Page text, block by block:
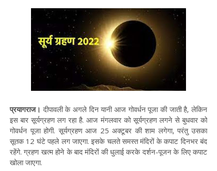
प्रयागराज। दीपावली के अगले दिन यानी आज गोवर्धन पूजा की जाती है, लेकिन
इस बार सूर्यग्रहण लग रहा है. आज मंगलवार को सूर्यग्रहण लगने से बुधवार को
गोवर्धन पूजा होगी. सूर्यग्रहण आज 25 अक्टूबर की शाम लगेगा, परंतु उसका
सूतक 12 घंटे पहले लग जाएगा. इसके चलते समस्त मंदिरों के कपाट दिनभर बंद
रहेंगे. ग्रहण खत्म होने के बाद मंदिरों की धुलाई करके दर्शन-पूजन के लिए कपाट
खोला जाएगा.